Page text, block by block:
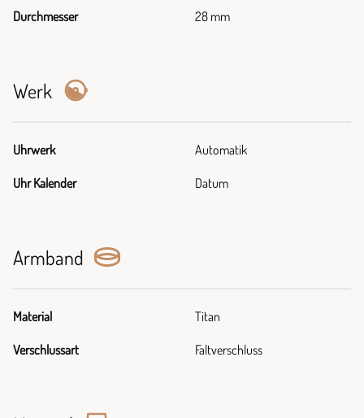
Durchmesser 28 mm
Werk
Uhrwerk Automatik
Uhr Kalender Datum
Armband
Material Titan
Verschlussart Faltverschluss